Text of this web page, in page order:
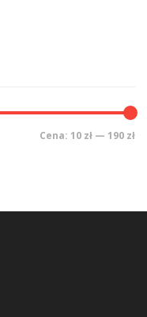
Cena: 10 zł — 190 zł